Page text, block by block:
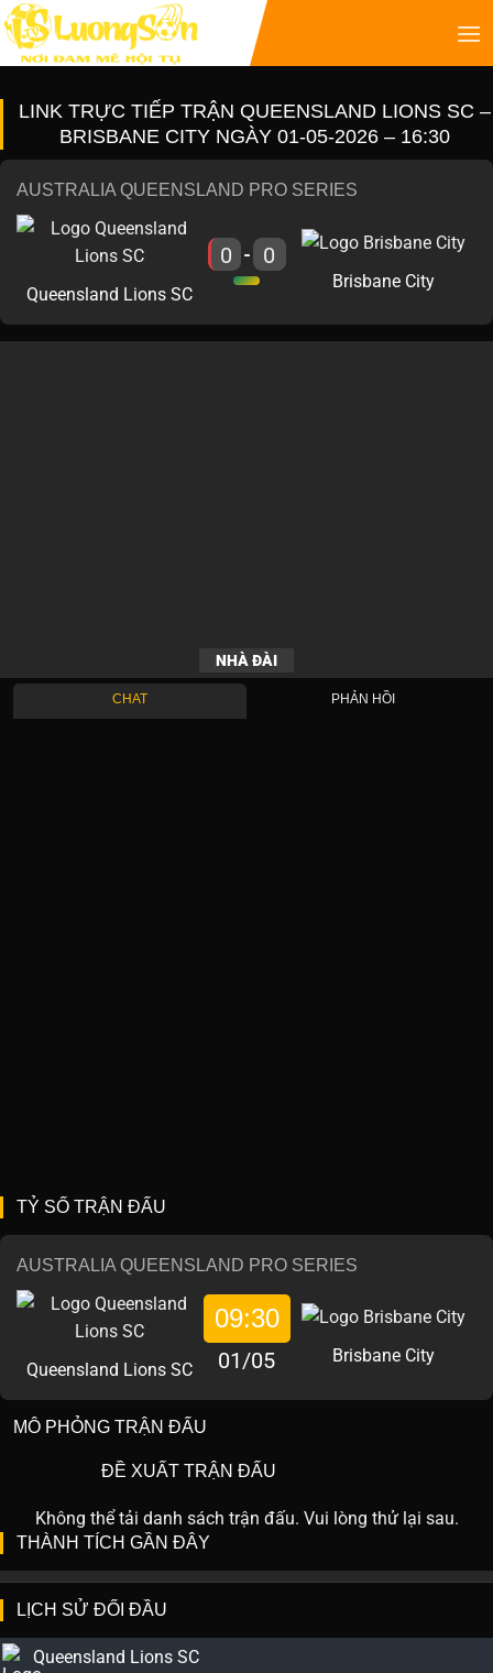
LINK TRỰC TIẾP TRẬN QUEENSLAND LIONS SC –
BRISBANE CITY NGÀY 01-05-2026 – 16:30
AUSTRALIA QUEENSLAND PRO SERIES
Queensland Lions SC
0 - 0
Brisbane City
NHÀ ĐÀI
CHAT PHẢN HỒI
TỶ SỐ TRẬN ĐẤU
AUSTRALIA QUEENSLAND PRO SERIES
Queensland Lions SC
09:30
01/05 Brisbane City
MÔ PHỎNG TRẬN ĐẤU
ĐỀ XUẤT TRẬN ĐẤU
Không thể tải danh sách trận đấu. Vui lòng thử lại sau.
THÀNH TÍCH GẦN ĐÂY
LỊCH SỬ ĐỐI ĐẦU
Queensland Lions SC